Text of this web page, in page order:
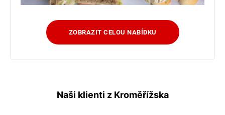
ZOBRAZIT CELOU NABÍDKU
Naši klienti z Kroměřížska